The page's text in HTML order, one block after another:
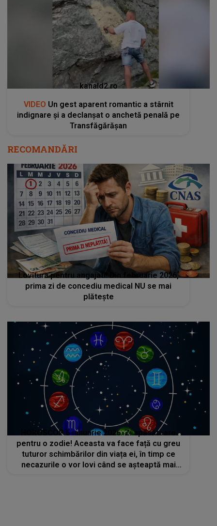
kanald2.ro
VIDEO Un gest aparent romantic a stârnit
indignare și a declanșat o anchetă penală pe
Transfăgărășan
RECOMANDĂRI
Lovitura pentru angajati! Din februarie 2026,
prima zi de concediu medical NU se mai
plătește
HOROSCOP 5 ianuarie 2026. Zi apăsătoare
pentru o zodie! Aceasta va face față cu greu
tuturor schimbărilor din viața ei, în timp ce
necazurile o vor lovi când se așteaptă mai